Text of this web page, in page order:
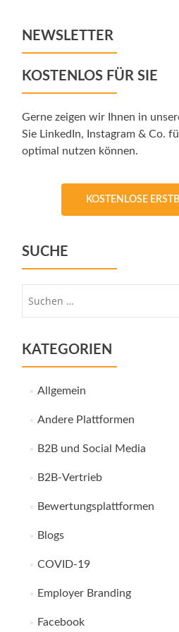
NEWSLETTER
KOSTENLOS FÜR SIE
Gerne zeigen wir Ihnen in
Sie LinkedIn, Instagram & Co.
optimal nutzen können.
KOSTENLOSE
SUCHE
KATEGORIEN
Allgemein
Andere Plattformen
B2B und Social Media
B2B-Vertrieb
Bewertungsplattformen
Blogs
COVID-19
Employer Branding
Facebook